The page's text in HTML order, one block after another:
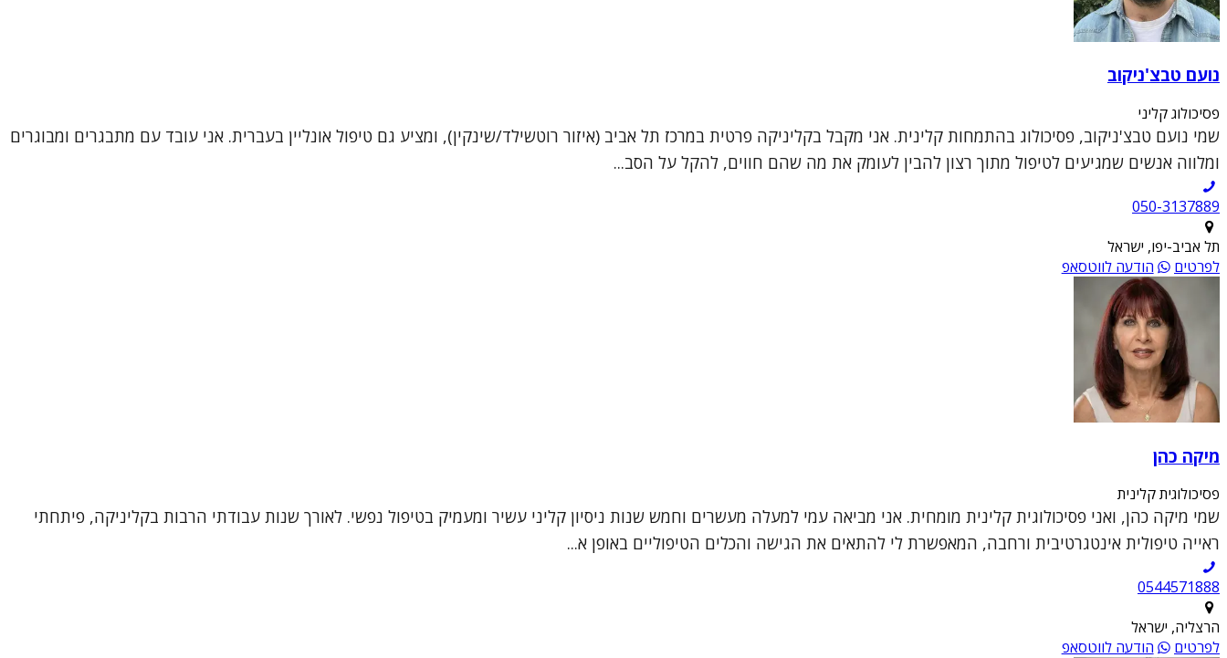
נועם טבצ'ניקוב
פסיכולוג קליני
שמי נועם טבצ'ניקוב, פסיכולוג בהתמחות קלינית. אני מקבל בקליניקה פרטית במרכז תל אביב (איזור רוטשילד/שינקין), ומציע גם טיפול אונליין בעברית. אני עובד עם מתבגרים ומבוגרים
ומלווה אנשים שמגיעים לטיפול מתוך רצון להבין לעומק את מה שהם חווים, להקל על הסב...
050-3137889
תל אביב-יפו, ישראל
לפרטים
הודעה לווטסאפ
מיקה כהן
פסיכולוגית קלינית
שמי מיקה כהן, ואני פסיכולוגית קלינית מומחית. אני מביאה עמי למעלה מעשרים וחמש שנות ניסיון קליני עשיר ומעמיק בטיפול נפשי. לאורך שנות עבודתי הרבות בקליניקה, פיתחתי
ראייה טיפולית אינטגרטיבית ורחבה, המאפשרת לי להתאים את הגישה והכלים הטיפוליים באופן א...
0544571888
הרצליה, ישראל
לפרטים
הודעה לווטסאפ